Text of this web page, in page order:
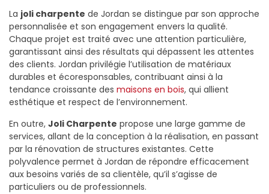
La joli charpente de Jordan se distingue par son approche
personnalisée et son engagement envers la qualité.
Chaque projet est traité avec une attention particulière,
garantissant ainsi des résultats qui dépassent les attentes
des clients. Jordan privilégie l’utilisation de matériaux
durables et écoresponsables, contribuant ainsi à la
tendance croissante des maisons en bois, qui allient
esthétique et respect de l’environnement.
En outre, Joli Charpente propose une large gamme de
services, allant de la conception à la réalisation, en passant
par la rénovation de structures existantes. Cette
polyvalence permet à Jordan de répondre efficacement
aux besoins variés de sa clientèle, qu’il s’agisse de
particuliers ou de professionnels.